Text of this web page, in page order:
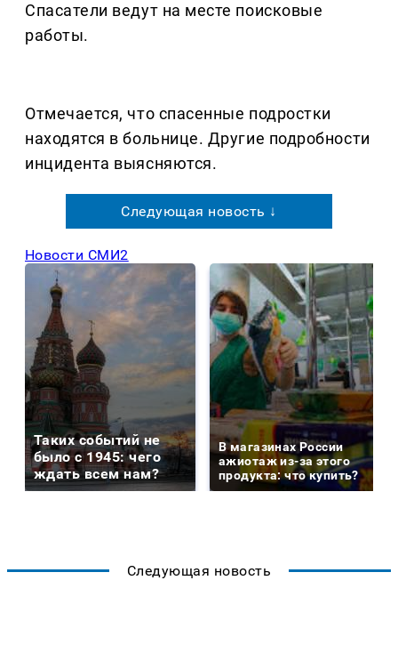
Спасатели ведут на месте поисковые
работы.
Отмечается, что спасенные подростки
находятся в больнице. Другие подробности
инцидента выясняются.
Следующая новость ↓
Новости СМИ2
Таких событий не
было с 1945: чего
ждать всем нам?
В магазинах России
ажиотаж из-за этого
продукта: что купить?
Следующая новость